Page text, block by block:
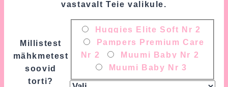
vastavalt Teie valikule.
Millistest
mähkmetest
soovid
torti?
Huggies Elite Soft Nr 2
Pampers Premium Care
Nr 2
Muumi Baby Nr 2
Muumi Baby Nr 3